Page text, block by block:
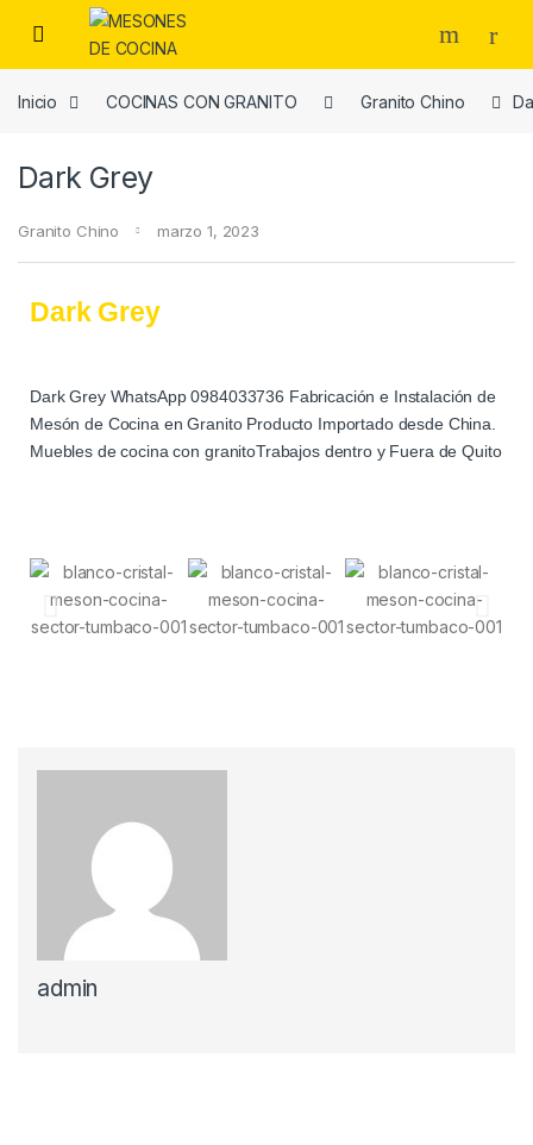
Inicio COCINAS CON GRANITO Granito Chino
Dark Grey
Granito Chino marzo 1, 2023
Dark Grey
Dark Grey WhatsApp 0984033736 Fabricación e Instalación de
Mesón de Cocina en Granito Producto Importado desde China.
Muebles de cocina con granitoTrabajos dentro y Fuera de Quito
admin